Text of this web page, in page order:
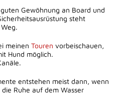
Gewöhnung an Board und
steht
meinen Touren vorbeischauen,
Hund möglich.
entstehen meist dann, wenn
Ruhe auf dem Wasser